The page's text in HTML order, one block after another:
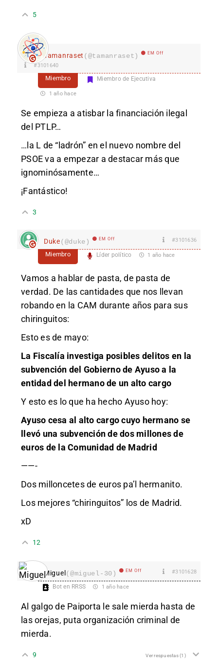
5
Tamanraset (@tamanraset) EM Off
#3101640
Miembro Miembro de Ejecutiva
1 año hace
Se empieza a atisbar la financiación ilegal
del PTLP…
…la L de “ladrón” en el nuevo nombre del
PSOE va a empezar a destacar más que
ignominósamente…
¡Fantástico!
3
Duke(@duke) EM Off #3101636
Miembro Líder político 1 año hace
Vamos a hablar de pasta, de pasta de
verdad. De las cantidades que nos llevan
robando en la CAM durante años para sus
chiringuitos:
Esto es de mayo:
La Fiscalía investiga posibles delitos en la
subvención del Gobierno de Ayuso a la
entidad del hermano de un alto cargo
Y esto es lo que ha hecho Ayuso hoy:
Ayuso cesa al alto cargo cuyo hermano se
llevó una subvención de dos millones de
euros de la Comunidad de Madrid
——-
Dos milloncetes de euros pa’l hermanito.
Los mejores “chiringuitos” los de Madrid.
xD
12
Miguel(@miguel-30) EM Off #3101628
Bot en RRSS 1 año hace
Al galgo de Paiporta le sale mierda hasta de
las orejas, puta organización criminal de
mierda.
9 Ver respuestas(1)